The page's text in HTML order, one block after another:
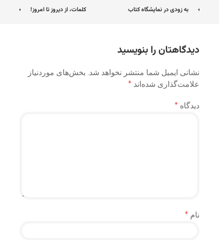
ناوبری
به زودی در نمایشگاه کتاب کلمات، از دیروز تا امروز!
دیدگاهتان را بنویسید
نشانی ایمیل شما منتشر نخواهد شد. بخش‌های موردنیاز
علامت‌گذاری شده‌اند *
دیدگاه *
نام *